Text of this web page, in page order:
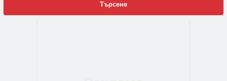
Търсене